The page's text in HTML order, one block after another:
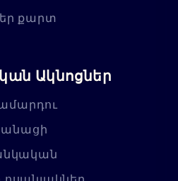
քարտ
Ակնոցներ